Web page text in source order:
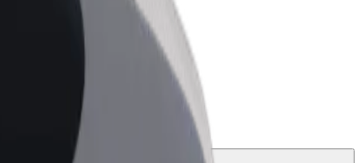
Bolt for Business
Produkty a služby Boltu přesně pro